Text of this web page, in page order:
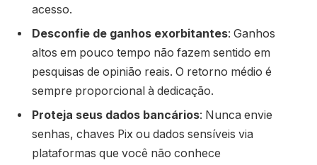
acesso.
Desconfie de ganhos exorbitantes: Ganhos
altos em pouco tempo não fazem sentido em
pesquisas de opinião reais. O retorno médio é
sempre proporcional à dedicação.
Proteja seus dados bancários: Nunca envie
senhas, chaves Pix ou dados sensíveis via
plataformas que você não conhece